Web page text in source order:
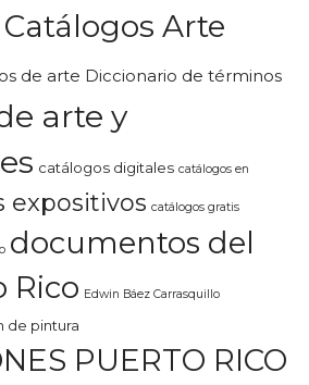
Catálogos Arte
de arte Diccionario de términos
arte y
catálogos digitales catálogos en
expositivos catálogos gratis
documentos del
Rico Edwin Báez Carrasquillo
de pintura
PUERTO RICO